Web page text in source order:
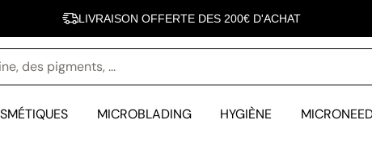
LIVRAISON OFFERTE DES 200€ D'ACHAT
MICROBLADING HYGIÈNE